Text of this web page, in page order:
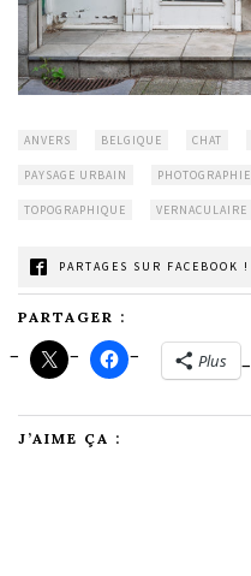
ANVERS BELGIQUE CHAT
PAYSAGE URBAIN PHOTOGRAPHIE
TOPOGRAPHIQUE VERNACULAIRE
PARTAGES SUR FACEBOOK !
PARTAGER :
Plus
J’AIME ÇA :